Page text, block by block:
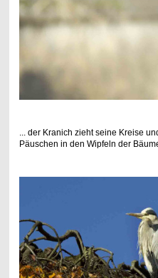
... der Kranich zieht seine Kreise
Päuschen in den Wipfeln der Bäume